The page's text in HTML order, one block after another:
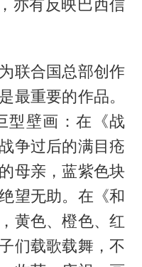
亦有反映巴西信
联合国总部创作
最重要的作品。
型壁画：在《战
争过后的满目疮
母亲，蓝紫色块
望无助。在《和
黄色、橙色、红
们载歌载舞，不